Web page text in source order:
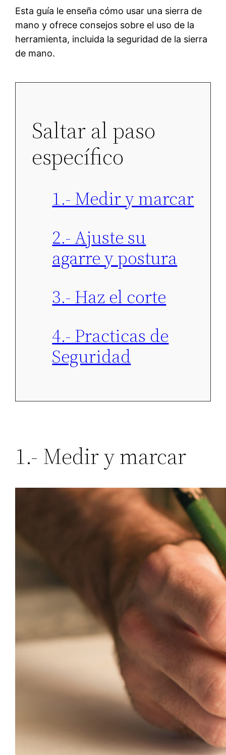
Esta guía le enseña cómo usar una sierra de
mano y ofrece consejos sobre el uso de la
herramienta, incluida la seguridad de la sierra
de mano.
Saltar al paso
específico
1.- Medir y marcar
2.- Ajuste su
agarre y postura​
3.- Haz el corte
4.- Practicas de
Seguridad
1.- Medir y marcar